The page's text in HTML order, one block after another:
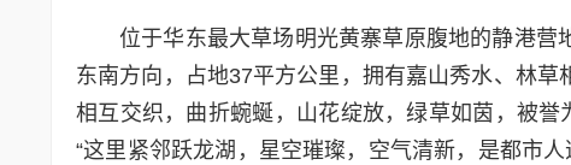
位于华东最大草场明光黄寨草原腹地的静港营
东南方向，占地37平方公里，拥有嘉山秀水、林
相互交织，曲折蜿蜒，山花绽放，绿草如茵，被誉
“这里紧邻跃龙湖，星空璀璨，空气清新，是都市